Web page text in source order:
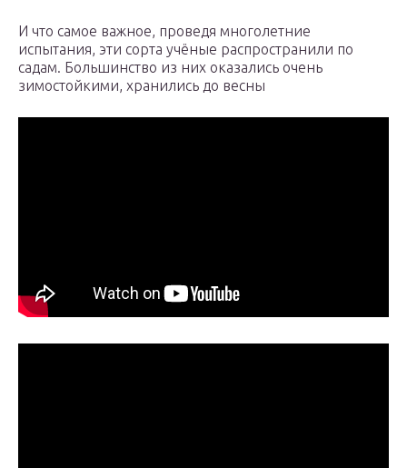
И что самое важное, проведя многолетние
испытания, эти сорта учёные распространили по
садам. Большинство из них оказались очень
зимостойкими, хранились до весны